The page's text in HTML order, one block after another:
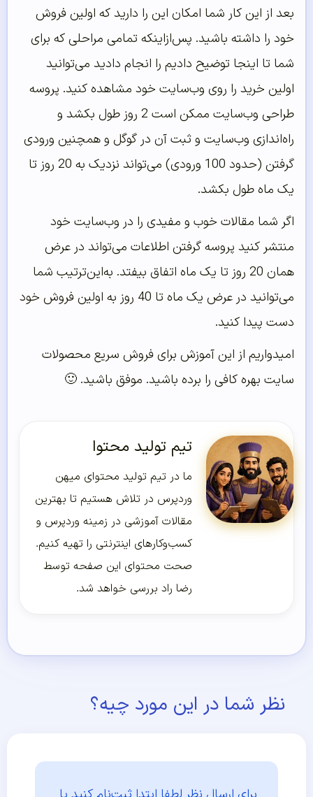
بعد از این کار شما امکان این را دارید که اولین فروش
خود را داشته باشید. پس‌ازاینکه تمامی مراحلی که برای
شما تا اینجا توضیح دادیم را انجام دادید می‌توانید
اولین خرید را روی وب‌سایت خود مشاهده کنید. پروسه
طراحی وب‌سایت ممکن است 2 روز طول بکشد و
راه‌اندازی وب‌سایت و ثبت آن در گوگل و همچنین ورودی
گرفتن (حدود 100 ورودی) می‌تواند نزدیک به 20 روز تا
یک ماه طول بکشد.
اگر شما مقالات خوب و مفیدی را در وب‌سایت خود
منتشر کنید پروسه گرفتن اطلاعات می‌تواند در عرض
همان 20 روز تا یک ماه اتفاق بیفتد. به‌این‌ترتیب شما
می‌توانید در عرض یک ماه تا 40 روز به اولین فروش خود
دست پیدا کنید.
امیدواریم از این آموزش برای فروش سریع محصولات
سایت بهره کافی را برده باشید. موفق باشید. 🙂
تیم تولید محتوا
ما در تیم تولید محتوای میهن
وردپرس در تلاش هستیم تا بهترین
مقالات آموزشی در زمینه وردپرس و
کسب‌و‌کارهای اینترنتی را تهیه کنیم.
صحت محتوای این صفحه توسط
رضا راد بررسی خواهد شد.
نظر شما در این مورد چیه؟